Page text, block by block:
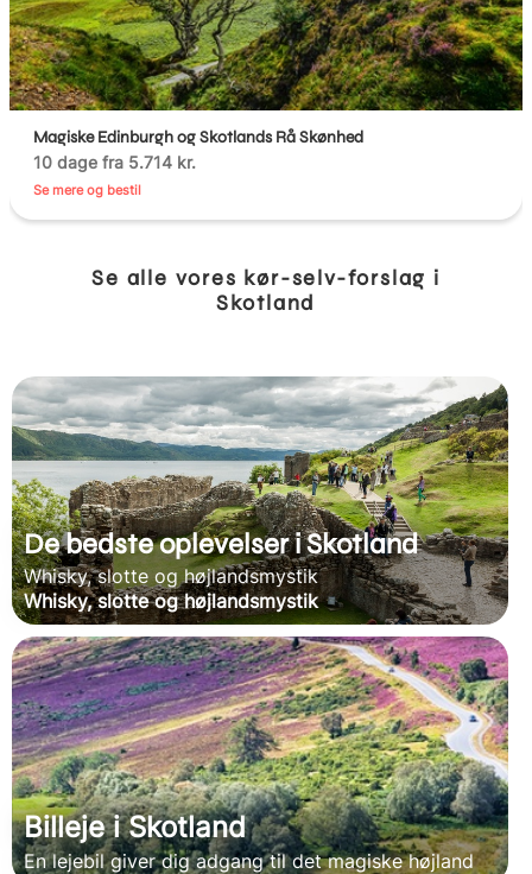
Magiske Edinburgh og Skotlands Rå Skønhed
10 dage fra 5.714 kr.
Se mere og bestil
Se alle vores kør-selv-forslag i
Skotland
De bedste oplevelser i Skotland
Whisky, slotte og højlandsmystik
Whisky, slotte og højlandsmystik
Billeje i Skotland
En lejebil giver dig adgang til det magiske højland